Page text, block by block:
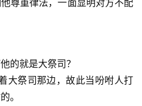
尊重律法，一面显明对方不配
的就是大祭司？
大祭司那边，故此当吩咐人打
。